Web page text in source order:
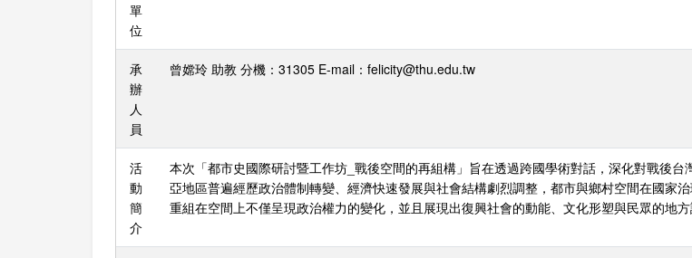
單
位
承
辦
人
員
曾嫦玲 助教 分機：31305 E-mail：felicity@thu.edu.tw
活
動
簡
介
本次「都市史國際研討暨工作坊_戰後空間的再組構」旨在透過跨國學術對話，深化對戰後
亞地區普遍經歷政治體制轉變、經濟快速發展與社會結構劇烈調整，都市與鄉村空間在國家
重組在空間上不僅呈現政治權力的變化，並且展現出復興社會的動能、文化形塑與民眾的地方